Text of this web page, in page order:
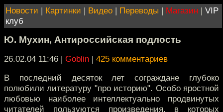
Новости | Картинки | Видео | Переводы | Магазин | VIP
клуб
Ю. Мухин, Антироссийская подлость
26.02.04 11:46 | Goblin | 425 комментариев
В последний десяток лет сограждане глубоко
полюбили литературу "про историю". Особо яростной
любовью наиболее интеллектуально продвинутых
читателей пользуются произведения, в которых